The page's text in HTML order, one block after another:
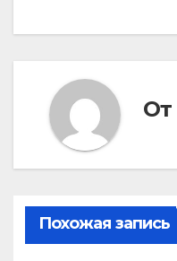
От
Похожая запись